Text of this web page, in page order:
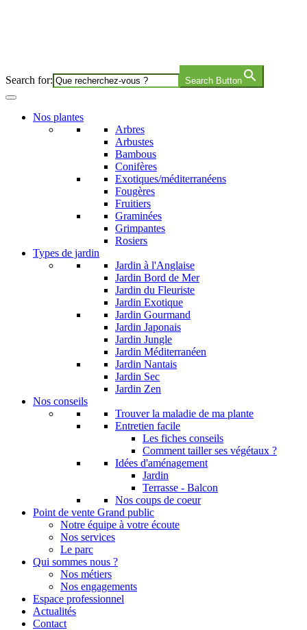
Search for: Search Button
Nos plantes
Arbres
Arbustes
Bambous
Conifères
Exotiques/méditerranéens
Fougères
Fruitiers
Graminées
Grimpantes
Rosiers
Types de jardin
Jardin à l'Anglaise
Jardin Bord de Mer
Jardin du Fleuriste
Jardin Exotique
Jardin Gourmand
Jardin Japonais
Jardin Jungle
Jardin Méditerranéen
Jardin Nantais
Jardin Sec
Jardin Zen
Nos conseils
Trouver la maladie de ma plante
Entretien facile
Les fiches conseils
Comment tailler ses végétaux ?
Idées d'aménagement
Jardin
Terrasse - Balcon
Nos coups de coeur
Point de vente Grand public
Notre équipe à votre écoute
Nos services
Le parc
Qui sommes nous ?
Nos métiers
Nos engagements
Espace professionnel
Actualités
Contact